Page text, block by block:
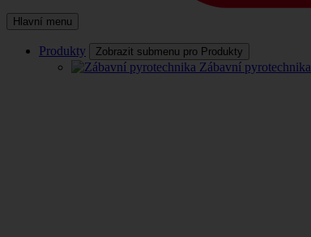
Hlavní menu
Produkty Zobrazit submenu pro Produkty
Zábavní pyrotechnika